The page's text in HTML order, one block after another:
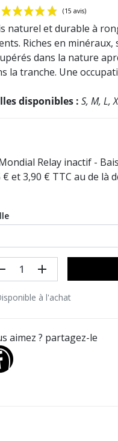
naturel et durable à
Riches en
dans la nature
la tranche. Une
disponibles : S, M, L,
Relay inactif -
€ et 3,90 € TTC au de là
add
à l'achat
aimez ? partagez-le